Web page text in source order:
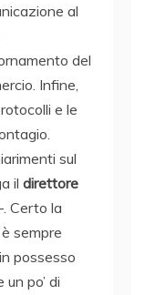
al
del
Infine,
e le
sul
il direttore
-. Certo la
sempre
possesso
po’ di